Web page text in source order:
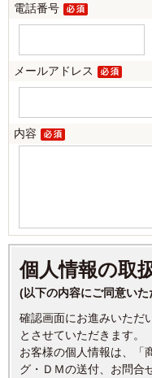
電話番号
メールアドレス
内容
個人情報の取
(以下の内容にご同意い
確認画面にお進みいただ
とさせていただきます。
お客様の個人情報は、「
グ・ＤＭの送付、お問合